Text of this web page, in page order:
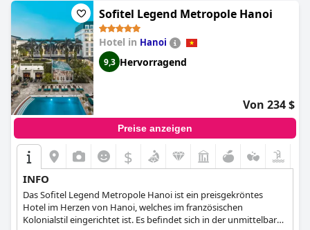
Sofitel Legend Metropole Hanoi
Hotel in Hanoi
9,3 Hervorragend
Von 234 $
Preise anzeigen
$
INFO
Das Sofitel Legend Metropole Hanoi ist ein preisgekröntes
Hotel im Herzen von Hanoi, welches im französischen
Kolonialstil eingerichtet ist. Es befindet sich in der unmittelbaren